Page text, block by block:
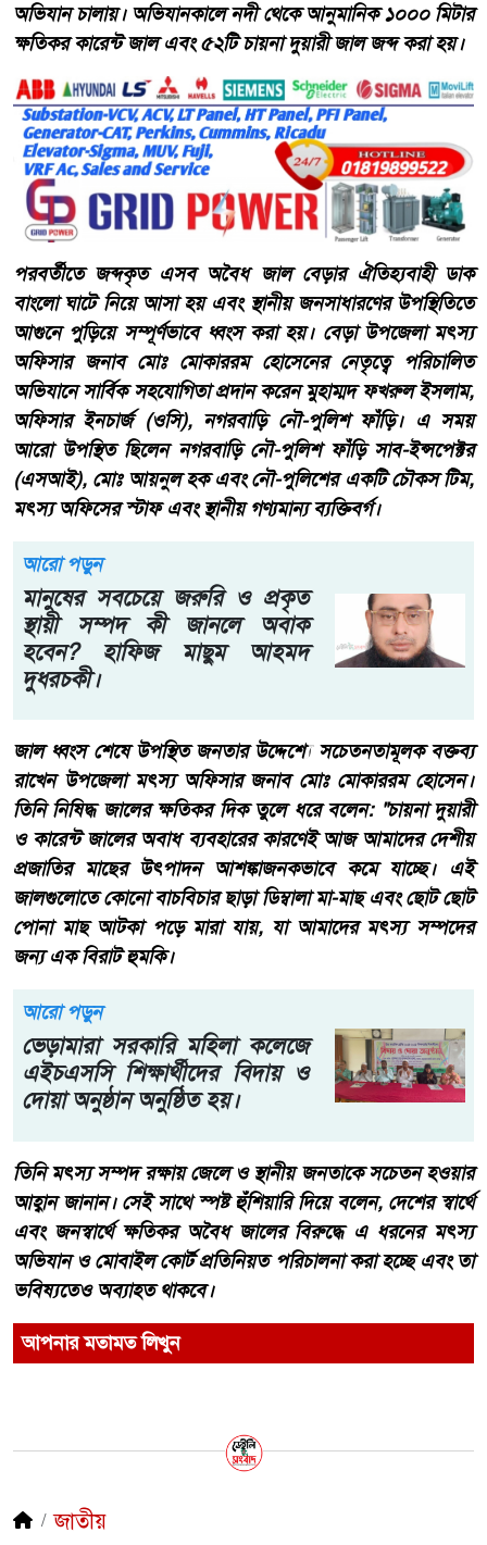
অভিযান চালায়। অভিযানকালে নদী থেকে আনুমানিক ১০০০ মিটার
ক্ষতিকর কারেন্ট জাল এবং ৫২টি চায়না দুয়ারী জাল জব্দ করা হয়।
পরবর্তীতে জব্দকৃত এসব অবৈধ জাল বেড়ার ঐতিহ্যবাহী ডাক
বাংলো ঘাটে নিয়ে আসা হয় এবং স্থানীয় জনসাধারণের উপস্থিতিতে
আগুনে পুড়িয়ে সম্পূর্ণভাবে ধ্বংস করা হয়। বেড়া উপজেলা মৎস্য
অফিসার জনাব মোঃ মোকাররম হোসেনের নেতৃত্বে পরিচালিত
অভিযানে সার্বিক সহযোগিতা প্রদান করেন ​মুহাম্মদ ফখরুল ইসলাম,
অফিসার ইনচার্জ (ওসি), নগরবাড়ি নৌ-পুলিশ ফাঁড়ি। এ সময়
আরো উপস্থিত ছিলেন ​নগরবাড়ি নৌ-পুলিশ ফাঁড়ি সাব-ইন্সপেক্টর
(এসআই), মোঃ আয়নুল হক এবং নৌ-পুলিশের একটি চৌকস টিম,
মৎস্য অফিসের স্টাফ এবং স্থানীয় গণ্যমান্য ব্যক্তিবর্গ।
আরো পড়ুন
মানুষের সবচেয়ে জরুরি ও প্রকৃত
স্থায়ী সম্পদ কী জানলে অবাক
হবেন? হাফিজ মাছুম আহমদ
দুধরচকী।
​জাল ধ্বংস শেষে উপস্থিত জনতার উদ্দেশ্যে সচেতনতামূলক বক্তব্য
রাখেন উপজেলা মৎস্য অফিসার জনাব মোঃ মোকাররম হোসেন।
তিনি নিষিদ্ধ জালের ক্ষতিকর দিক তুলে ধরে বলেন: ​"চায়না দুয়ারী
ও কারেন্ট জালের অবাধ ব্যবহারের কারণেই আজ আমাদের দেশীয়
প্রজাতির মাছের উৎপাদন আশঙ্কাজনকভাবে কমে যাচ্ছে। এই
জালগুলোতে কোনো বাচবিচার ছাড়া ডিম্বালা মা-মাছ এবং ছোট ছোট
পোনা মাছ আটকা পড়ে মারা যায়, যা আমাদের মৎস্য সম্পদের
জন্য এক বিরাট হুমকি।
আরো পড়ুন
ভেড়ামারা সরকারি মহিলা কলেজে
এইচএসসি শিক্ষার্থীদের বিদায় ও
দোয়া অনুষ্ঠান অনুষ্ঠিত হয়।
​তিনি মৎস্য সম্পদ রক্ষায় জেলে ও স্থানীয় জনতাকে সচেতন হওয়ার
আহ্বান জানান। সেই সাথে স্পষ্ট হুঁশিয়ারি দিয়ে বলেন, দেশের স্বার্থে
এবং জনস্বার্থে ক্ষতিকর অবৈধ জালের বিরুদ্ধে এ ধরনের মৎস্য
অভিযান ও মোবাইল কোর্ট প্রতিনিয়ত পরিচালনা করা হচ্ছে এবং তা
ভবিষ্যতেও অব্যাহত থাকবে।
আপনার মতামত লিখুন
জাতীয়